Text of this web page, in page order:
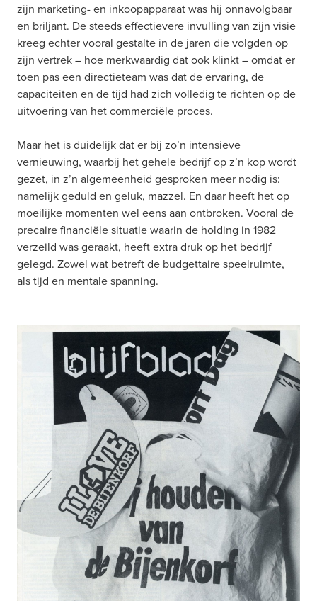
zijn marketing- en inkoopapparaat was hij onnavolgbaar
en briljant. De steeds effectievere invulling van zijn visie
kreeg echter vooral gestalte in de jaren die volgden op
zijn vertrek – hoe merkwaardig dat ook klinkt – omdat er
toen pas een directieteam was dat de ervaring, de
capaciteiten en de tijd had zich volledig te richten op de
uitvoering van het commerciële proces.
Maar het is duidelijk dat er bij zo’n intensieve
vernieuwing, waarbij het gehele bedrijf op z’n kop wordt
gezet, in z’n algemeenheid gesproken meer nodig is:
namelijk geduld en geluk, mazzel. En daar heeft het op
moeilijke momenten wel eens aan ontbroken. Vooral de
precaire financiële situatie waarin de holding in 1982
verzeild was geraakt, heeft extra druk op het bedrijf
gelegd. Zowel wat betreft de budgettaire speelruimte,
als tijd en mentale spanning.